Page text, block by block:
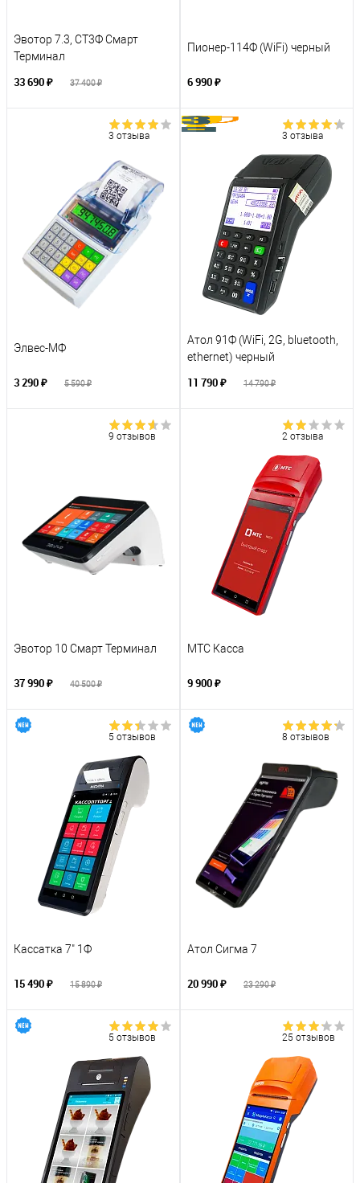
Эвотор 7.3, СТ3Ф Смарт
Терминал
33 690 ₽ 37 400 ₽
Пионер-114Ф (WiFi) черный
6 990 ₽
3 отзыва
Элвес-МФ
3 290 ₽ 5 590 ₽
3 отзыва
Атол 91Ф (WiFi, 2G, bluetooth,
ethernet) черный
11 790 ₽ 14 790 ₽
9 отзывов
Эвотор 10 Смарт Терминал
37 990 ₽ 40 500 ₽
2 отзыва
МТС Касса
9 900 ₽
5 отзывов
Кассатка 7" 1Ф
15 490 ₽ 15 890 ₽
8 отзывов
Атол Сигма 7
20 990 ₽ 23 290 ₽
5 отзывов 25 отзывов